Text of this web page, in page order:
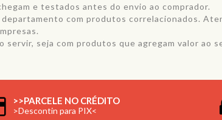
e testados antes do envio ao comprador.
com produtos correlacionados.
seja com produtos que agregam valor ao
>>PARCELE NO CRÉDITO
>Descontin para PIX<